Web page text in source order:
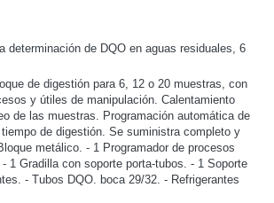
determinación de DQO en aguas residuales, 6
de digestión para 6, 12 o 20 muestras, con
y útiles de manipulación. Calentamiento
de las muestras. Programación automática de
de digestión. Se suministra completo y
metálico. - 1 Programador de procesos
1 Gradilla con soporte porta-tubos. - 1 Soporte
- Tubos DQO. boca 29/32. - Refrigerantes